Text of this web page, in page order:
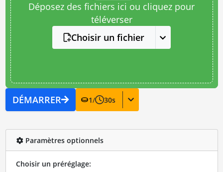
Déposez des fichiers ici ou cliquez pour
téléverser
Choisir un fichier
DÉMARRER 1/ 30s
Paramètres optionnels
Choisir un préréglage: